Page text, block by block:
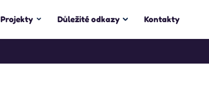
Projekty Důležité odkazy Kontakty